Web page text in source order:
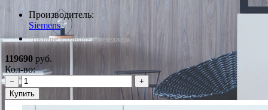
Производитель:
Siemens
*Наличие уточняйте у менеджера
119690 руб.
Кол-во:
−
+
Купить